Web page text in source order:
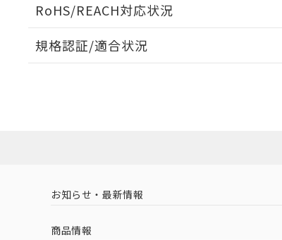
RoHS/REACH対応状況
EU RoHS 注意事項・凡例
中国 RoHS 注意事項・凡例
規格認証/適合状況
お知らせ・最新情報
商品情報